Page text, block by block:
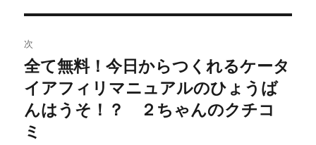
シ
ョ
ン
次
次
の
投
稿:
全て無料！今日からつくれるケータ
イアフィリマニュアルのひょうば
んはうそ！？ ２ちゃんのクチコ
ミ